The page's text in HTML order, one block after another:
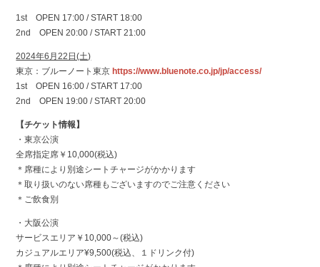
1st OPEN 17:00 / START 18:00
2nd OPEN 20:00 / START 21:00
2024年6月22日(土)
東京：ブルーノート東京https://www.bluenote.co.jp/jp/access/
1st OPEN 16:00 / START 17:00
2nd OPEN 19:00 / START 20:00
【チケット情報】
・東京公演
全席指定席￥10,000(税込)
＊席種により別途シートチャージがかかります
＊取り扱いのない席種もございますのでご注意ください
＊ご飲食別
・大阪公演
サービスエリア￥10,000～(税込)
カジュアルエリア¥9,500(税込、１ドリンク付)